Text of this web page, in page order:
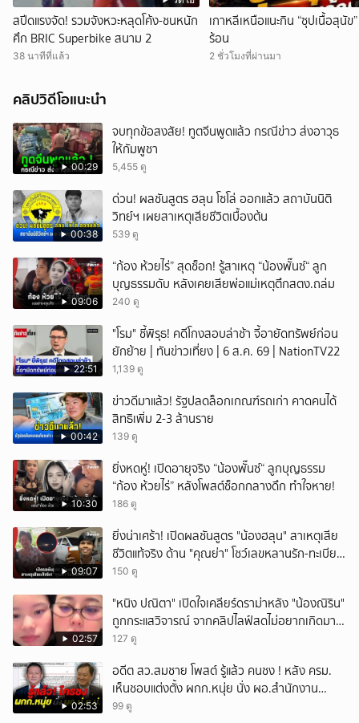
สปีดแรงจัด! รวมจังหวะหลุดโค้ง-ชนหนัก
ศึก BRIC Superbike สนาม 2
38 นาทีที่แล้ว
เกาหลีเหนือแนะกิน “ซุปเนื้อสุนัข
ร้อน
2 ชั่วโมงที่ผ่านมา
คลิปวิดีโอแนะนำ
00:29
จบทุกข้อสงสัย! ทูตจีนพูดแล้ว กรณีข่าว ส่งอาวุธ
ให้กัมพูชา
5,455 ดู
00:38
ด่วน! ผลชันสูตร ฮลุน โซโล่ ออกแล้ว สถาบันนิติ
วิทย์ฯ เผยสาเหตุเสียชีวิตเบื้องต้น
539 ดู
09:06
“ก้อง ห้วยไร่” สุดช็อก! รู้สาเหตุ “น้องพั๊นซ์“ ลูก
บุญธรรมดับ หลังเคยเสียพ่อแม่เหตุตึกสตง.ถล่ม
240 ดู
22:51
"โรม" ชี้พิรุธ! คดีโกงสอบล่าช้า จี้อายัดทรัพย์ก่อน
ยักย้าย | ทันข่าวเที่ยง | 6 ส.ค. 69 | NationTV22
1,139 ดู
00:42
ข่าวดีมาแล้ว! รัฐปลดล็อกเกณฑ์รถเก่า คาดคนได้
สิทธิเพิ่ม 2-3 ล้านราย
139 ดู
10:30
ยิ่งหดหู่! เปิดอายุจริง “น้องพั๊นซ์“ ลูกบุญธรรม
“ก้อง ห้วยไร่” หลังโพสต์ช็อกกลางดึก ทำใจหาย!
186 ดู
09:07
ยิ่งน่าเศร้า! เปิดผลชันสูตร "น้องฮลุน" สาเหตุเสีย
ชีวิตแท้จริง ด้าน "คุณย่า" โชว์เลขหลานรัก-ทะเบียน
รถเคลื่อนร่าง!
150 ดู
02:57
"หนิง ปณิตา" เปิดใจเคลียร์ดราม่าหลัง "น้องณิริน"
ถูกกระแสวิจารณ์ จากคลิปไลฟ์สดไม่อยากเกิดมา
หน้าเหมือนพ่อ
127 ดู
02:53
อดีต สว.สมชาย โพสต์ รู้แล้ว คนชง ! หลัง ครม.
เห็นชอบแต่งตั้ง ผกก.หนุ่ย นั่ง ผอ.สำนักงาน
ป.ย.ป.
99 ดู